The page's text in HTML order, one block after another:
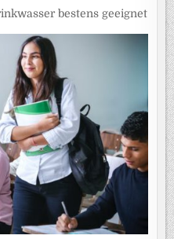
bestens geeignet